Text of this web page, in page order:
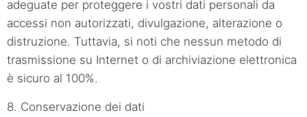
adeguate per proteggere i vostri dati personali da
accessi non autorizzati, divulgazione, alterazione o
distruzione. Tuttavia, si noti che nessun metodo di
trasmissione su Internet o di archiviazione elettronica
è sicuro al 100%.
8. Conservazione dei dati